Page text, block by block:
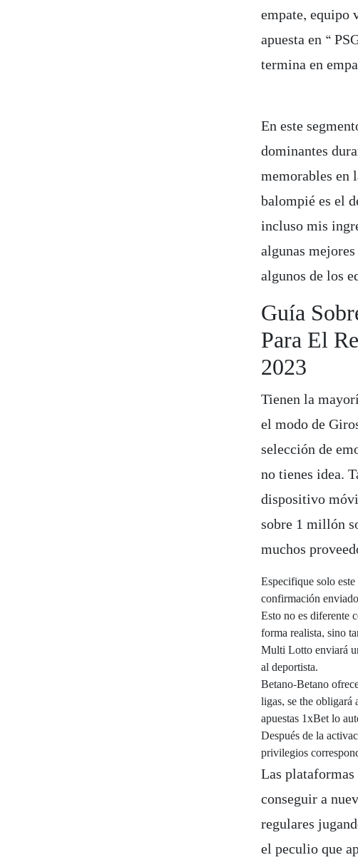
empate, equipo
apuesta en “
termina en
En este
dominantes
memorables en
balompié es el
incluso mis
algunas
algunos de los
Guía
Para El
2023
Tienen la
el modo de
selección de
no tienes idea.
dispositivo
sobre 1 millón
muchos
Especifique solo
confirmación
Esto no es diferente
forma realista, sino
Multi Lotto enviará
al deportista.
Betano-Betano
ligas, se the obligará
apuestas 1xBet lo
Después de la
privilegios
Las plataformas
conseguir a
regulares
el peculio que